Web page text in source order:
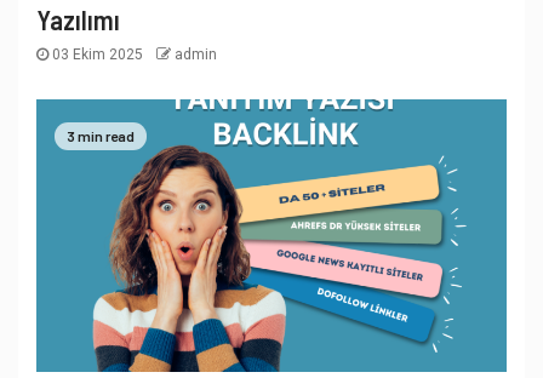
Yazılımı
03 Ekim 2025 admin
3 min read